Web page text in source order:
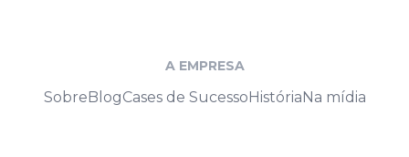
A EMPRESA
SobreBlogCases de SucessoHistóriaNa mídia